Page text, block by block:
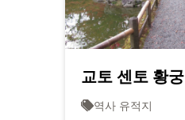
교토 센토 황궁
역사 유적지